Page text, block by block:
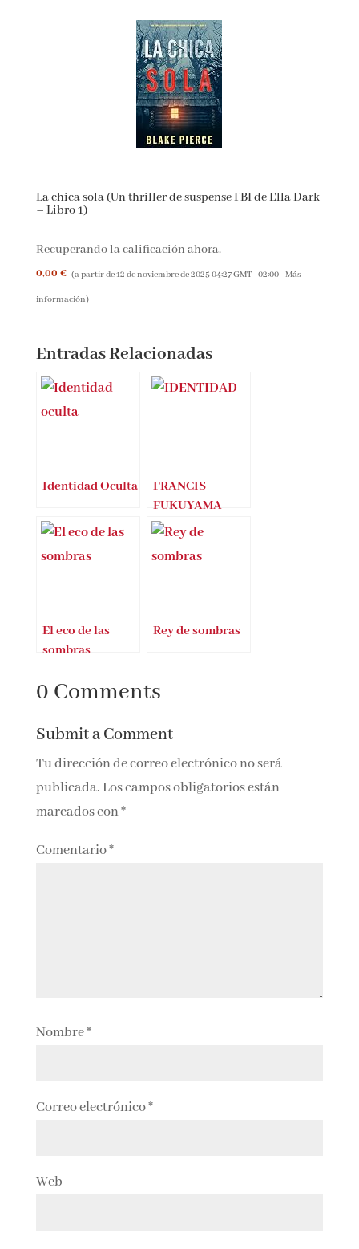
La chica sola (Un thriller de suspense FBI de Ella Dark
– Libro 1)
Recuperando la calificación ahora.
0,00 € (a partir de 12 de noviembre de 2025 04:27 GMT +02:00 - Más
información)
Entradas Relacionadas
Identidad Oculta
FRANCIS
FUKUYAMA
publica
IDENTIDAD, un
libro clave para
El eco de las
sombras
Rey de sombras
0 Comments
Submit a Comment
Tu dirección de correo electrónico no será
publicada.Los campos obligatorios están
marcados con*
Comentario*
Nombre*
Correo electrónico*
Web